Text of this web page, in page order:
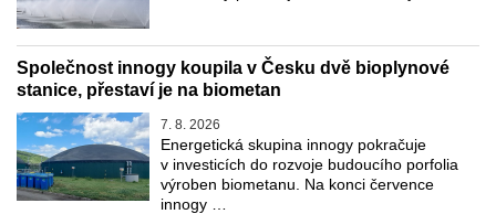
Společnost innogy koupila v Česku dvě bioplynové
stanice, přestaví je na biometan
7. 8. 2026
Energetická skupina innogy pokračuje
v investicích do rozvoje budoucího porfolia
výroben biometanu. Na konci července
innogy …